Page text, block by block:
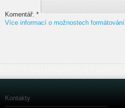
Komentář: *
Více informací o možnostech formátování
Kontakty